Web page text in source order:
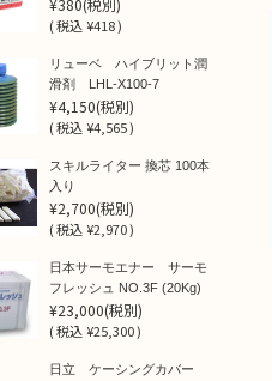
¥380(税別)
(税込¥418 )
リューベ ハイブリット潤
滑剤 LHL-X100-7
¥4,150(税別)
(税込¥4,565 )
スキルライター 換芯 100本
入り
¥2,700(税別)
(税込¥2,970 )
日本サーモエナー サーモ
フレッシュ NO.3F (20Kg)
¥23,000(税別)
(税込¥25,300 )
日立 ケーシングカバー